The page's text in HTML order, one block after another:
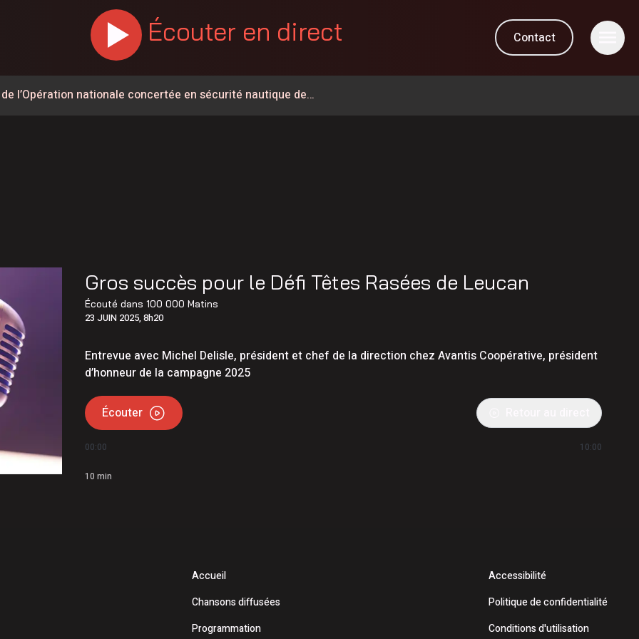
Écouter en direct Contact
l’Opération nationale concertée en sécurité nautique de
Frampton a désormais un nom
Lambert-de-Lauzon
les États-Unis a reculé de près de 2G$ depuis 2024
déclassé
| Étienne Gourde comparaît
de stupéfiants, menaces et extorsion
Gros succès pour le Défi Têtes Rasées de Leucan
Écouté dans100 000 Matins
23 JUIN 2025, 8h20
Entrevue avec Michel Delisle, président et chef de la direction chez Avantis Coopérative, président
d’honneur de la campagne 2025
Écouter
00:00 10:00
10 min
Accueil
Chansons diffusées
Programmation
Accessibilité
Politique de confidentialité
Conditions d'utilisation